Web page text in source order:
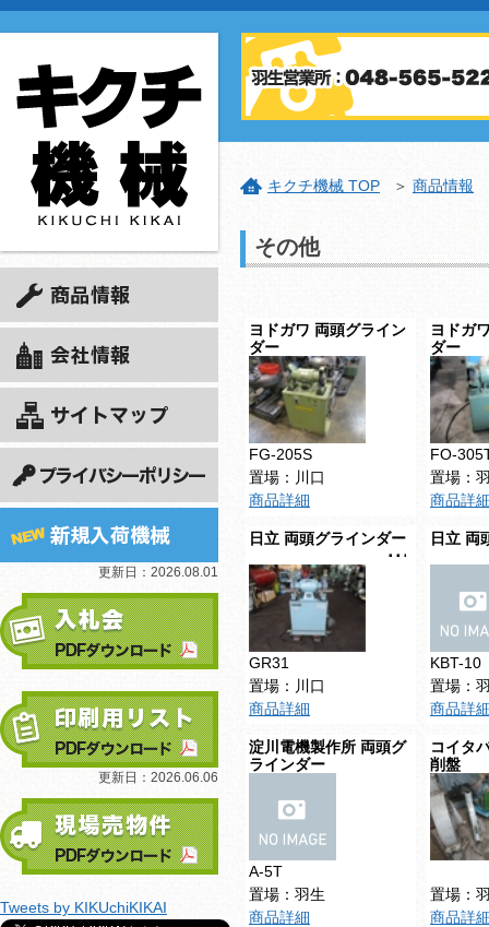
更新日： 2026.08.01
更新日： 2026.06.06
Tweets by KIKUchiKIKAI
キクチ機械 TOP ＞ 商品情報
その他
ヨドガワ 両頭グライン
ダー
FG-205S
置場：川口
商品詳細
ヨドガ
ダー
FO-
置場：
商品詳
日立 両頭グラインダー
GR31
置場：川口
商品詳細
日立 両
KBT-10
置場：
商品詳
淀川電機製作所 両頭グ
ラインダー
A-5T
置場：羽生
商品詳細
コイタ
削盤
置場：
商品詳